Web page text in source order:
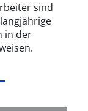
sind
in der